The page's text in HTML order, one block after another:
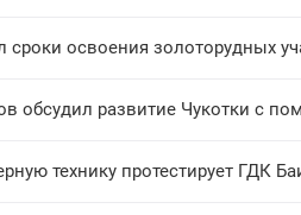
сроки освоения золоторудных
технику протестирует ГДК